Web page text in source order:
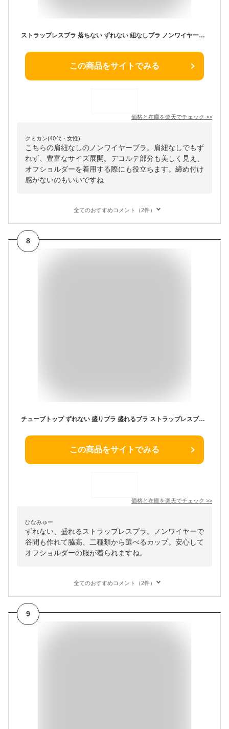
ストラップレスブラ 落ちない ずれない 紐なしブラ ノンワイヤーブラ チューブトップ ブラ ストラップレス ブラジャー 肩紐なし 小胸 ストラップレス ブラ ベアトップ ブラ単品 ブラトップ 脇高 肩紐なし ドレスインナー チューブトップ
この商品をサイトでみる
価格と在庫を楽天でチェック >>
クミカン(40代・女性)
こちらの肩紐なしのノンワイヤーブラ。肩紐なしでもず
れず、豊富なサイズ展開。デコルテ部分も美しく見え、
オフショルダーを着用する際にも役立ちます。締め付け
感がないのもいいですね
全てのおすすめコメント（2件）
8
チューブトップ ずれない 盛りブラ 盛れるブラ ストラップレスブラ ベアトップ ノンワイヤー ハーフカップブラ ブラジャー ノンワイヤーブラ 紐なしブラ 谷間 脇高 肩紐なし 紐なしブラジャー 超盛ブラ ブラジャー
この商品をサイトでみる
価格と在庫を楽天でチェック >>
ひなみゅー
ずれない、盛れるストラップレスブラ。ノンワイヤーで
谷間も作れて脇高、二種類から選べるカップ。安心して
オフショルダーの服が着られますね。
全てのおすすめコメント（2件）
9